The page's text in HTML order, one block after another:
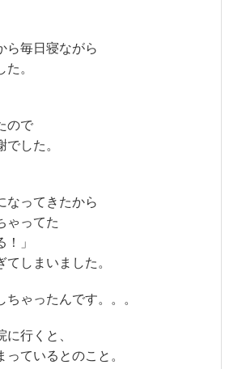
ら毎日寝ながら
。
ので
でした。
なってきたから
ゃってた
」
しまいました。
ゃったんです。。。
行くと、
ているとのこと。